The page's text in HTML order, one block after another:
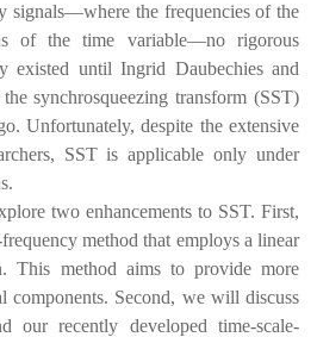
signals—where the frequencies of the
of the time variable—no rigorous
existed until Ingrid Daubechies and
synchrosqueezing transform (SST)
Unfortunately, despite the extensive
SST is applicable only under
two enhancements to SST. First,
method that employs a linear
This method aims to provide more
components. Second, we will discuss
our recently developed time-scale-